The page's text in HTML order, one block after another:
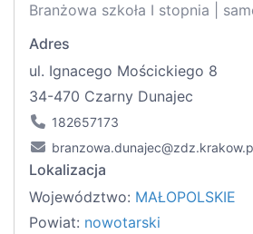
Branżowa szkoła I stopnia |
Adres
ul. Ignacego Mościckiego 8
34-470 Czarny Dunajec
182657173
Lokalizacja
Województwo: MAŁOPOLSKIE
Powiat: nowotarski